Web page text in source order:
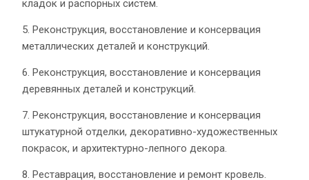
кладок и распорных систем.
5. Реконструкция, восстановление и консервация
металлических деталей и конструкций.
6. Реконструкция, восстановление и консервация
деревянных деталей и конструкций.
7. Реконструкция, восстановление и консервация
штукатурной отделки, декоративно-художественных
покрасок, и архитектурно-лепного декора.
8. Реставрация, восстановление и ремонт кровель.